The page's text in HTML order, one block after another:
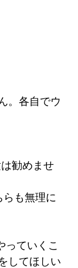
。各自でウ
勧めませ
らも無理に
っていくこ
してほしい